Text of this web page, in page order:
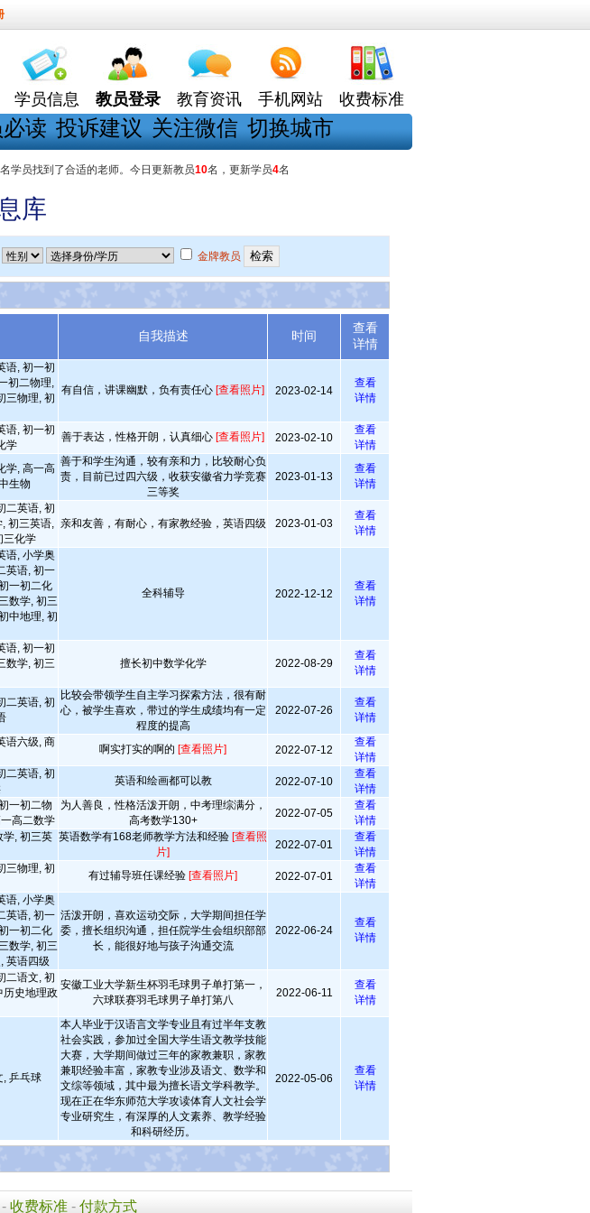
学员信息 教员登录 教育资讯 手机网站 收费标准
读 投诉建议 关注微信 切换城市
名学员找到了合适的老师。今日更新教员10名，更新学员4名
库
金牌教员
自我描述 时间
查看
详情
语, 初一初
初二物理,
三物理, 初
有自信，讲课幽默，负有责任心 [查看照片] 2023-02-14
查看
详情
语, 初一初
学
善于表达，性格开朗，认真细心 [查看照片] 2023-02-10
查看
详情
学, 高一高
生物
善于和学生沟通，较有亲和力，比较耐心负
责，目前已过四六级，收获安徽省力学竞赛
三等奖
2023-01-13
查看
详情
二英语, 初
初三英语,
三化学
亲和友善，有耐心，有家教经验，英语四级 2023-01-03
查看
详情
语, 小学奥
英语, 初一
一初二化
数学, 初三
中地理, 初
全科辅导 2022-12-12
查看
详情
语, 初一初
数学, 初三
擅长初中数学化学 2022-08-29
查看
详情
二英语, 初
比较会带领学生自主学习探索方法，很有耐
心，被学生喜欢，带过的学生成绩均有一定
程度的提高
2022-07-26
查看
详情
语六级, 商
啊实打实的啊的 [查看照片] 2022-07-12
查看
详情
二英语, 初
英语和绘画都可以教 2022-07-10
查看
详情
一初二物
高二数学
为人善良，性格活泼开朗，中考理综满分，
高考数学130+
2022-07-05
查看
详情
学, 初三英 英语数学有168老师教学方法和经验 [查看照
片]
2022-07-01
查看
详情
三物理, 初
有过辅导班任课经验 [查看照片] 2022-07-01
查看
详情
语, 小学奥
英语, 初一
一初二化
数学, 初三
英语四级
活泼开朗，喜欢运动交际，大学期间担任学
委，擅长组织沟通，担任院学生会组织部部
长，能很好地与孩子沟通交流
2022-06-24
查看
详情
二语文, 初
历史地理政
安徽工业大学新生杯羽毛球男子单打第一，
六球联赛羽毛球男子单打第八
2022-06-11
查看
详情
, 乒乓球
本人毕业于汉语言文学专业且有过半年支教
社会实践，参加过全国大学生语文教学技能
大赛，大学期间做过三年的家教兼职，家教
兼职经验丰富，家教专业涉及语文、数学和
文综等领域，其中最为擅长语文学科教学。
现在正在华东师范大学攻读体育人文社会学
专业研究生，有深厚的人文素养、教学经验
和科研经历。
2022-05-06
查看
详情
- 收费标准 - 付款方式